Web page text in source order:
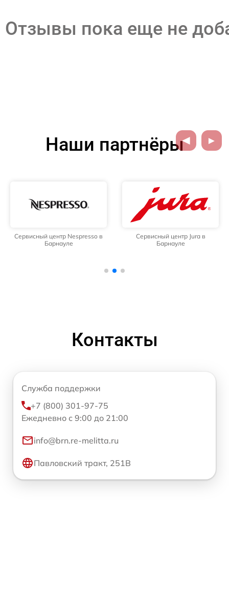
Отзывы пока еще не
Наши партнёры
Сервисный центр Nespresso в
Барнауле
Сервисный центр Jura в
Барнауле
Контакты
Служба поддержки
+7 (800) 301-97-75
Ежедневно с 9:00 до 21:00
info@brn.re-melitta.ru
Павловский тракт, 251В